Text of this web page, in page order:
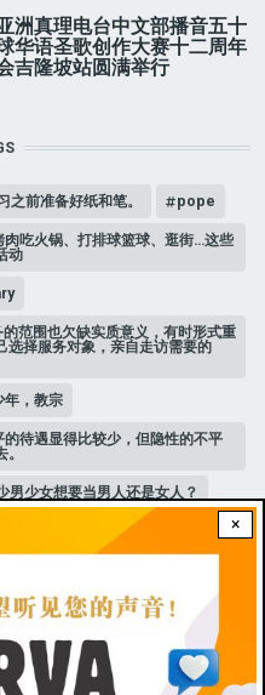
×
洲真理电台中文部播音五十
华语圣歌创作大赛十二周年
吉隆坡站圆满举行
前准备好纸和笔。 pope
吃火锅、打排球篮球、逛街…这些
动
范围也欠缺实质意义，有时形式重
选择服务对象，亲自走访需要的
年，教宗
待遇显得比较少，但隐性的不平
男少女想要当男人还是女人？
WITH US!